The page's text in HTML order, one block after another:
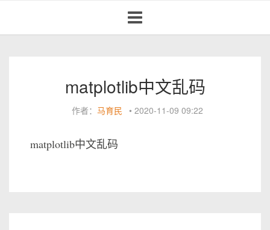
navigation
matplotlib中文乱码
作者： 马育民 • 2020-11-09 09:22
matplotlib中文乱码